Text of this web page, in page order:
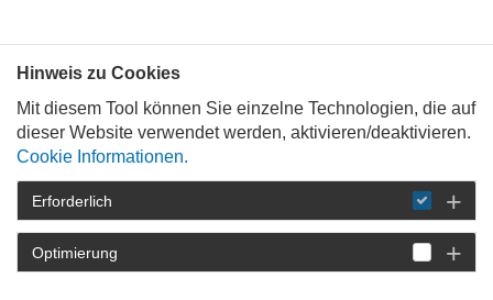
STARTSEITE
VERGABE UND WETTBEWERB
PREISE UND
AUSZEICHNUNGSVERFAHREN
Hinweis zu Cookies
Mit diesem Tool können Sie einzelne Technologien, die auf
dieser Website verwendet werden, aktivieren/deaktivieren.
Cookie Informationen.
Erforderlich
Optimierung